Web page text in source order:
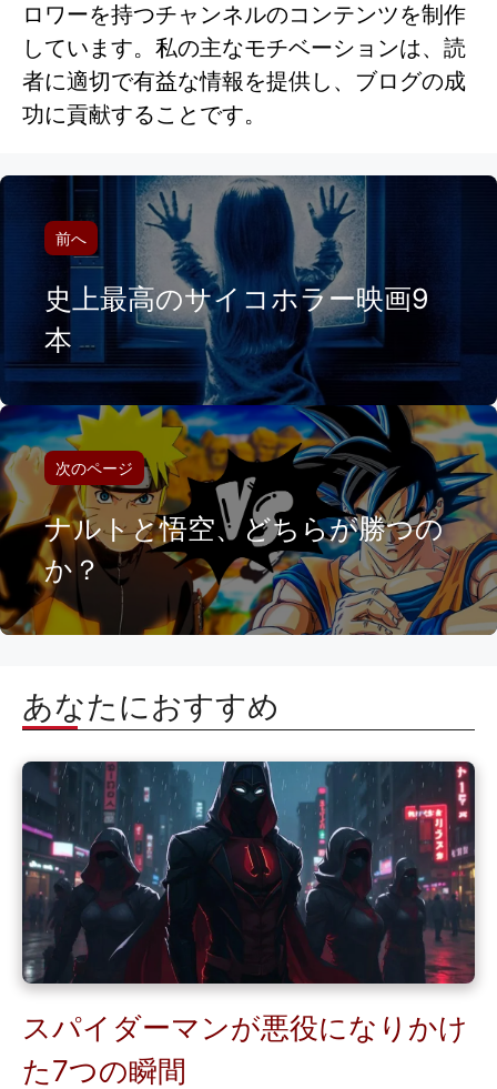
ロワーを持つチャンネルのコンテンツを制作
しています。私の主なモチベーションは、読
者に適切で有益な情報を提供し、ブログの成
功に貢献することです。
前へ
史上最高のサイコホラー映画9
本
次のページ
ナルトと悟空、どちらが勝つの
か？
あなたにおすすめ
スパイダーマンが悪役になりかけ
た7つの瞬間